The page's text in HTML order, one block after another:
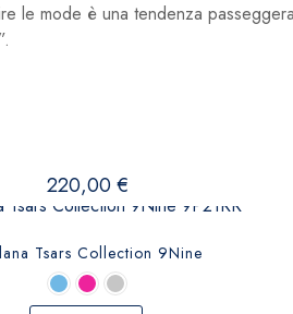
le mode è una tendenza
220,00€
Tsars Collection 9Nine